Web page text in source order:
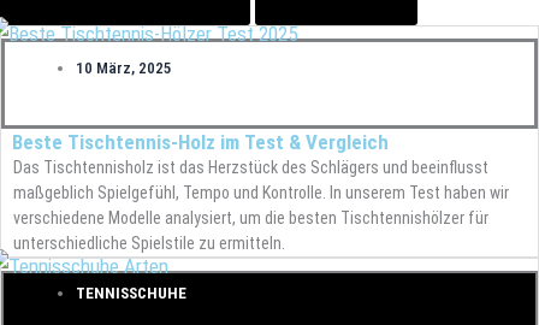
10 März, 2025
Beste Tischtennis-Holz im Test & Vergleich
Das Tischtennisholz ist das Herzstück des Schlägers und beeinflusst
maßgeblich Spielgefühl, Tempo und Kontrolle. In unserem Test haben wir
verschiedene Modelle analysiert, um die besten Tischtennishölzer für
unterschiedliche Spielstile zu ermitteln.
TENNISSCHUHE